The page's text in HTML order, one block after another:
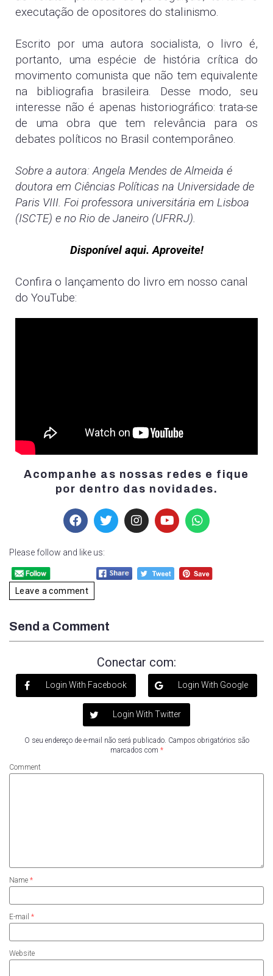
executação de opositores do stalinismo.
Escrito por uma autora socialista, o livro é,
portanto, uma espécie de história crítica do
movimento comunista que não tem equivalente
na bibliografia brasileira. Desse modo, seu
interesse não é apenas historiográfico: trata-se
de uma obra que tem relevância para os
debates políticos no Brasil contemporâneo.
Sobre a autora: Angela Mendes de Almeida é
doutora em Ciências Políticas na Universidade de
Paris VIII. Foi professora universitária em Lisboa
(ISCTE) e no Rio de Janeiro (UFRRJ).
Disponível aqui. Aproveite!
Confira o lançamento do livro em nosso canal
do YouTube:
Acompanhe as nossas redes e fique
por dentro das novidades.
Please follow and like us:
Leave a comment
Send a Comment
Conectar com:
Login With Facebook Login With Google
Login With Twitter
O seu endereço de e-mail não será publicado. Campos obrigatórios são
marcados com *
Comment
Name *
E-mail *
Website